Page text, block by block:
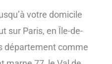
votre domicile
sur Paris, en Île-de-
département comme